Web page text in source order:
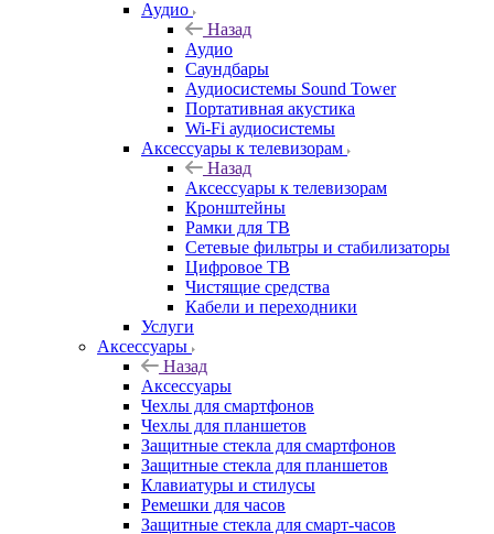
Аудио
Назад
Аудио
Саундбары
Аудиосистемы Sound Tower
Портативная акустика
Wi-Fi аудиосистемы
Аксессуары к телевизорам
Назад
Аксессуары к телевизорам
Кронштейны
Рамки для ТВ
Сетевые фильтры и стабилизаторы
Цифровое ТВ
Чистящие средства
Кабели и переходники
Услуги
Аксессуары
Назад
Аксессуары
Чехлы для смартфонов
Чехлы для планшетов
Защитные стекла для смартфонов
Защитные стекла для планшетов
Клавиатуры и стилусы
Ремешки для часов
Защитные стекла для смарт-часов